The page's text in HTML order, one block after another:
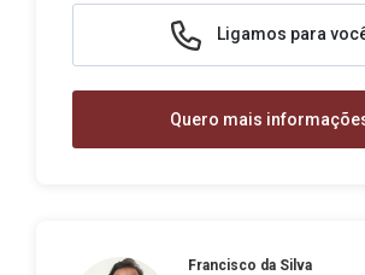
Ligamos para
Quero mais
Francisco da Silva